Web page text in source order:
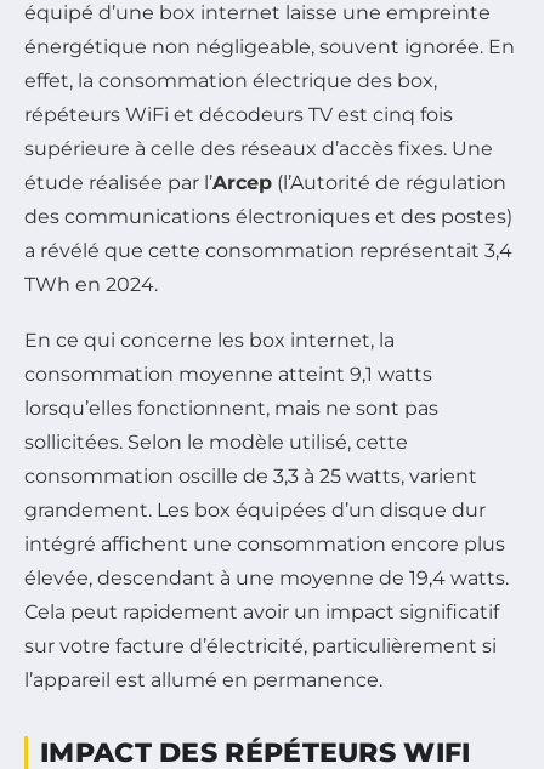
équipé d’une box internet laisse une empreinte
énergétique non négligeable, souvent ignorée. En
effet, la consommation électrique des box,
répéteurs WiFi et décodeurs TV est cinq fois
supérieure à celle des réseaux d’accès fixes. Une
étude réalisée par l’Arcep (l’Autorité de régulation
des communications électroniques et des postes)
a révélé que cette consommation représentait 3,4
TWh en 2024.
En ce qui concerne les box internet, la
consommation moyenne atteint 9,1 watts
lorsqu’elles fonctionnent, mais ne sont pas
sollicitées. Selon le modèle utilisé, cette
consommation oscille de 3,3 à 25 watts, varient
grandement. Les box équipées d’un disque dur
intégré affichent une consommation encore plus
élevée, descendant à une moyenne de 19,4 watts.
Cela peut rapidement avoir un impact significatif
sur votre facture d’électricité, particulièrement si
l’appareil est allumé en permanence.
IMPACT DES RÉPÉTEURS WIFI